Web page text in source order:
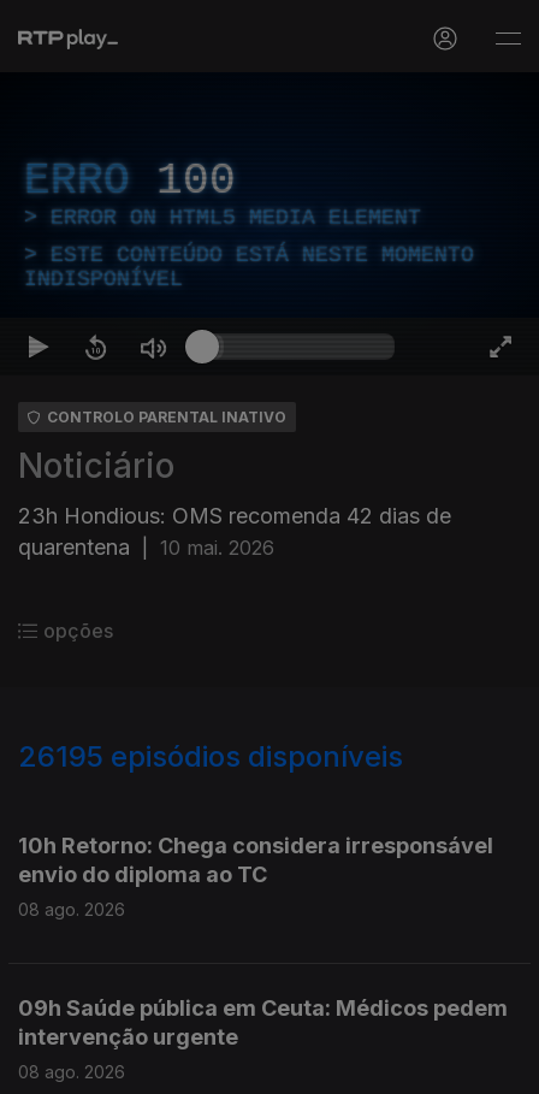
ERRO 100
ERROR ON HTML5 MEDIA ELEMENT
ESTE CONTEÚDO ESTÁ NESTE MOMENTO
INDISPONÍVEL
CONTROLO PARENTAL INATIVO
Noticiário
23h Hondious: OMS recomenda 42 dias de
quarentena
10 mai. 2026
opções
26195 episódios disponíveis
10h Retorno: Chega considera irresponsável
envio do diploma ao TC
08 ago. 2026
09h Saúde pública em Ceuta: Médicos pedem
intervenção urgente
08 ago. 2026